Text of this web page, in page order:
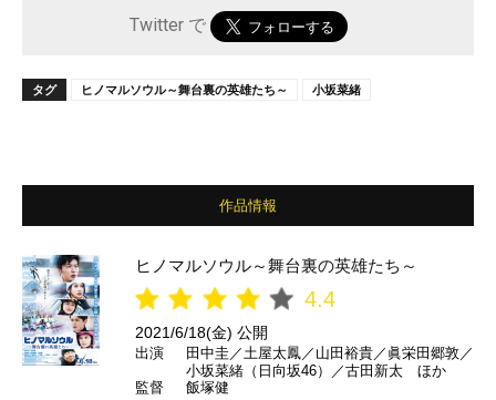
Twitter で
タグ ヒノマルソウル～舞台裏の英雄たち～ 小坂菜緒
作品情報
ヒノマルソウル～舞台裏の英雄たち～
4.4
2021/6/18(金) 公開
出演
田中圭／土屋太鳳／山田裕貴／眞栄田郷敦／
小坂菜緒（日向坂46）／古田新太 ほか
監督
飯塚健